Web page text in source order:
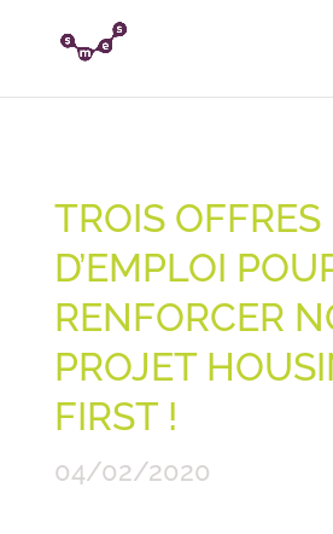
TROIS OFFRES
D’EMPLOI
RENFORCER
PROJET
FIRST !
04/02/2020